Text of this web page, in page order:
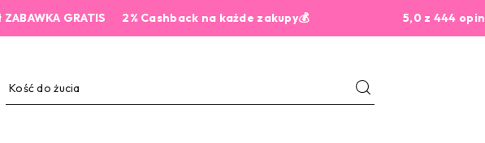
GRATIS 2% Cashback na każde zakupy💰 5,0 z 444 opinii Google